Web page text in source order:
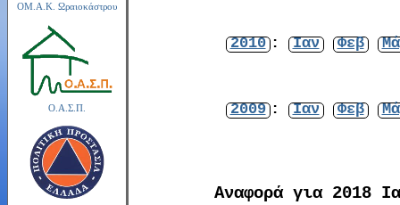
ΟΜ.Α.Κ. Ωραιοκάστρου
Ο.Α.Σ.Π.
2010 : Ιαν Φεβ
2009 : Ιαν Φεβ
Αναφορά για 2018